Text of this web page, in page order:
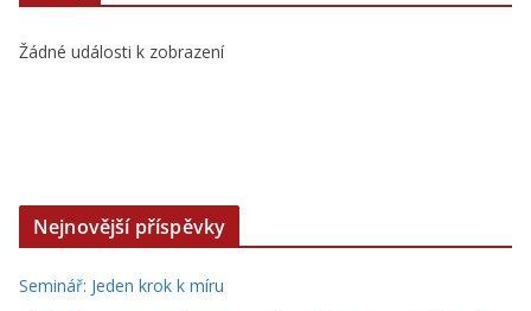
Žádné události k zobrazení
Nejnovější příspěvky
Seminář: Jeden krok k míru